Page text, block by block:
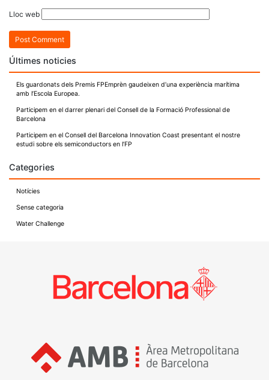
Lloc web
Últimes noticies
Els guardonats dels Premis FPEmprèn gaudeixen d’una experiència marítima
amb l’Escola Europea.
Participem en el darrer plenari del Consell de la Formació Professional de
Barcelona
Participem en el Consell del Barcelona Innovation Coast presentant el nostre
estudi sobre els semiconductors en l’FP
Categories
Notícies
Sense categoria
Water Challenge